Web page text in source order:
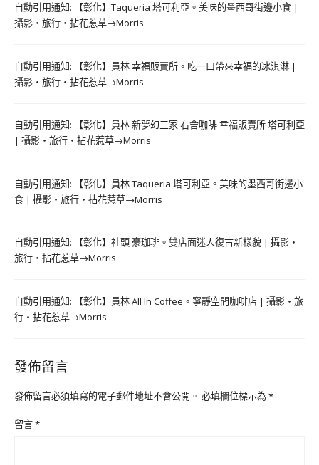
自動引用通知:
【彰化】Taqueria 塔可利亞。美味的墨西哥街邊小食 |
攝影‧旅行‧拈花惹草→Morris
自動引用通知:
【彰化】員林 幸福販賣所。吃一口帶來幸福的冰淇淋 |
攝影‧旅行‧拈花惹草→Morris
自動引用通知:
【彰化】員林 新夢幻三家 右舍咖啡 幸福販賣所 塔可利亞
| 攝影‧旅行‧拈花惹草→Morris
自動引用通知:
【彰化】員林 Taqueria 塔可利亞。美味的墨西哥街邊小
食 | 攝影‧旅行‧拈花惹草→Morris
自動引用通知:
【彰化】社頭 豪珈琲。雙店面迷人復古新樣貌 | 攝影‧
旅行‧拈花惹草→Morris
自動引用通知:
【彰化】員林 All In Coffee。寧靜空間咖啡店 | 攝影‧旅
行‧拈花惹草→Morris
發佈留言
發佈留言必須填寫的電子郵件地址不會公開。 必填欄位標示為*
留言*